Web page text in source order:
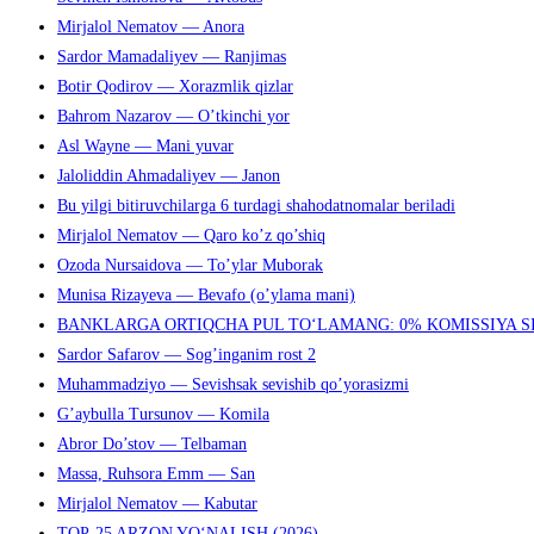
Mirjalol Nematov — Anora
Sardor Mamadaliyev — Ranjimas
Botir Qodirov — Xorazmlik qizlar
Bahrom Nazarov — O’tkinchi yor
Asl Wayne — Mani yuvar
Jaloliddin Ahmadaliyev — Janon
Bu yilgi bitiruvchilarga 6 turdagi shahodatnomalar beriladi
Mirjalol Nematov — Qaro ko’z qo’shiq
Ozoda Nursaidova — To’ylar Muborak
Munisa Rizayeva — Bevafo (o’ylama mani)
BANKLARGA ORTIQCHA PUL TO‘LAMANG: 0% KOMISSIYA
Sardor Safarov — Sog’inganim rost 2
Muhammadziyo — Sevishsak sevishib qo’yorasizmi
G’aybulla Tursunov — Komila
Abror Do’stov — Telbaman
Massa, Ruhsora Emm — San
Mirjalol Nematov — Kabutar